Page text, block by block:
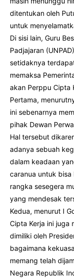
ditentukan oleh
untuk
Di sisi lain, Guru
Padjajaran
setidaknya
memaksa
akan Perppu Cipta
Pertama,
ini sebenarnya
pihak Dewan
Hal tersebut
adanya sebuah
dalam keadaan
caranua untuk
rangka sesegera
yang mendesak
Kedua, menurut I
Cipta Kerja ini juga
dimiliki oleh
bagaimana
memang telah
Negara Republik